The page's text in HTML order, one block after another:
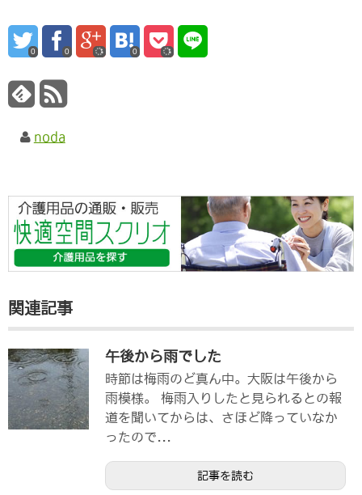
0 0 0
noda
関連記事
午後から雨でした
時節は梅雨のど真ん中。大阪は午後から
雨模様。 梅雨入りしたと見られるとの報
道を聞いてからは、さほど降っていなか
ったので...
記事を読む